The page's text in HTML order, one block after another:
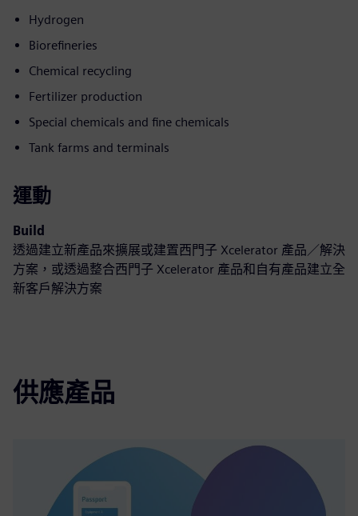
Hydrogen
Biorefineries
Chemical recycling
Fertilizer production
Special chemicals and fine chemicals
Tank farms and terminals
運動
Build
透過建立新產品來擴展或建置西門子 Xcelerator 產品／解決
方案，或透過整合西門子 Xcelerator 產品和自有產品建立全
新客戶解決方案
供應產品